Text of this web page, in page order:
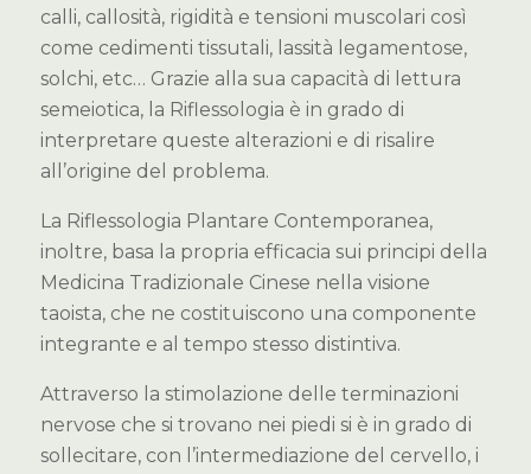
calli, callosità, rigidità e tensioni muscolari così
come cedimenti tissutali, lassità legamentose,
solchi, etc… Grazie alla sua capacità di lettura
semeiotica, la Riflessologia è in grado di
interpretare queste alterazioni e di risalire
all’origine del problema.
La Riflessologia Plantare Contemporanea,
inoltre, basa la propria efficacia sui principi della
Medicina Tradizionale Cinese nella visione
taoista, che ne costituiscono una componente
integrante e al tempo stesso distintiva.
Attraverso la stimolazione delle terminazioni
nervose che si trovano nei piedi si è in grado di
sollecitare, con l’intermediazione del cervello, i